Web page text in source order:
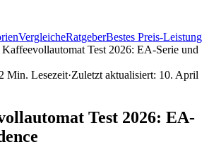
VergleicheRatgeberBestes Preis-Leistung
Test 2026: EA-Serie und
Min. Lesezeit·Zuletzt aktualisiert: 10. April
Test 2026: EA-